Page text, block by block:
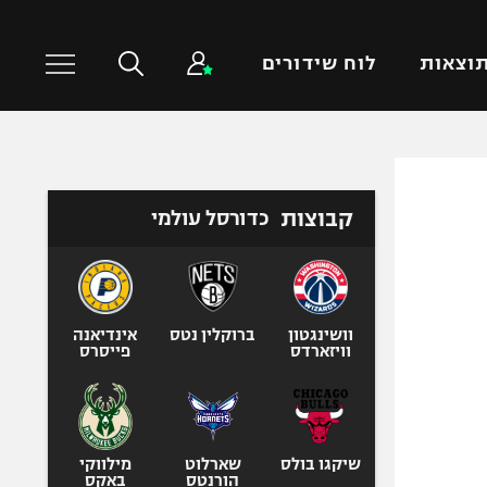
תוצאות לוח שידורים
טניס
כדורעף
אגרוף
ספורט אולימפי
קבוצות כדורסל עולמי
וושינגטון
וויזארדס
ברוקלין נטס
אינדיאנה
פייסרס
שיקגו בולס
שארלוט
הורנטס
מילווקי
באקס